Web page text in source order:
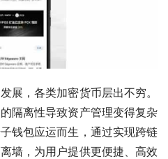
展，各类加密货币层出不穷。
隔离性导致资产管理变得复杂
钱包应运而生，通过实现跨链
墙，为用户提供更便捷、高效